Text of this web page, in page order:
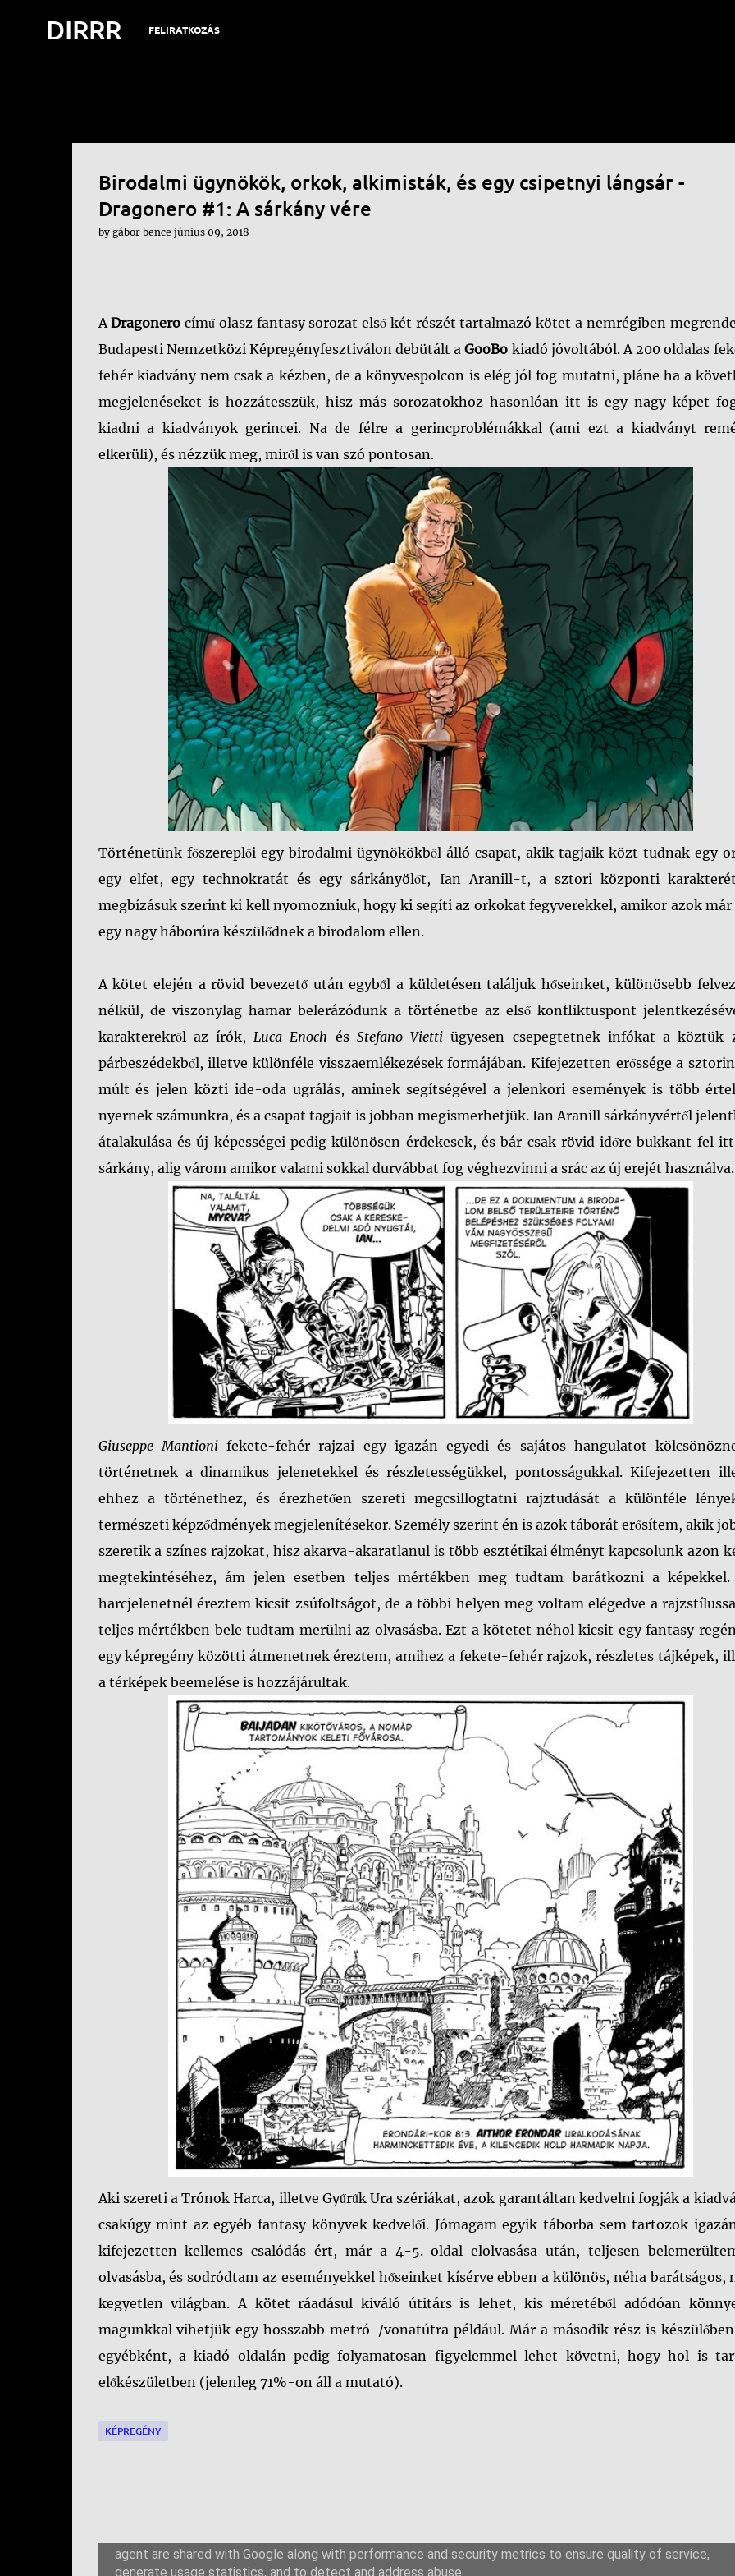
DIRRR FELIRATKOZÁS
Birodalmi ügynökök, orkok, alkimisták, és egy csipetnyi lángsár -
Dragonero #1: A sárkány vére
by gábor bence június 09, 2018
ADragonero című olasz fantasy sorozat első két részét tartalmazó kötet a nemrégiben
Budapesti Nemzetközi Képregényfesztiválon debütált aGooBo kiadó jóvoltából. A 200 oldalas
fehér kiadvány nem csak a kézben, de a könyvespolcon is elég jól fog mutatni, pláne ha a
megjelenéseket is hozzátesszük, hisz más sorozatokhoz hasonlóan itt is egy nagy képet
kiadni a kiadványok gerincei. Na de félre a gerincproblémákkal (ami ezt a kiadványt
elkerüli), és nézzük meg, miről is van szó pontosan.
Történetünk főszereplői egy birodalmi ügynökökből álló csapat, akik tagjaik közt tudnak egy
egy elfet, egy technokratát és egy sárkányölőt, Ian Aranill-t, a sztori központi
megbízásuk szerint ki kell nyomozniuk, hogy ki segíti az orkokat fegyverekkel, amikor azok már
egy nagy háborúra készülődnek a birodalom ellen.
A kötet elején a rövid bevezető után egyből a küldetésen találjuk hőseinket, különösebb
nélkül, de viszonylag hamar belerázódunk a történetbe az első konfliktuspont
karakterekről az írók, Luca Enoch és Stefano Vietti ügyesen csepegtetnek infókat a köztük
párbeszédekből, illetve különféle visszaemlékezések formájában. Kifejezetten erőssége a
múlt és jelen közti ide-oda ugrálás, aminek segítségével a jelenkori események is több
nyernek számunkra, és a csapat tagjait is jobban megismerhetjük. Ian Aranill sárkányvértől
átalakulása és új képességei pedig különösen érdekesek, és bár csak rövid időre bukkant fel
sárkány, alig várom amikor valami sokkal durvábbat fog véghezvinni a srác az új erejét használva.
Giuseppe Mantionifekete-fehér rajzai egy igazán egyedi és sajátos hangulatot
történetnek a dinamikus jelenetekkel és részletességükkel, pontosságukkal. Kifejezetten
ehhez a történethez, és érezhetően szereti megcsillogtatni rajztudását a különféle
természeti képződmények megjelenítésekor. Személy szerint én is azok táborát erősítem, akik
szeretik a színes rajzokat, hisz akarva-akaratlanul is több esztétikai élményt kapcsolunk azon
megtekintéséhez, ám jelen esetben teljes mértékben meg tudtam barátkozni a képekkel.
harcjelenetnél éreztem kicsit zsúfoltságot, de a többi helyen meg voltam elégedve a
teljes mértékben bele tudtam merülni az olvasásba. Ezt a kötetet néhol kicsit egy fantasy
egy képregény közötti átmenetnek éreztem, amihez a fekete-fehér rajzok, részletes tájképek,
a térképek beemelése is hozzájárultak.
Aki szereti a Trónok Harca, illetve Gyűrűk Ura szériákat, azok garantáltan kedvelni fogják a
csakúgy mint az egyéb fantasy könyvek kedvelői. Jómagam egyik táborba sem tartozok
kifejezetten kellemes csalódás ért, már a 4-5. oldal elolvasása után, teljesen
olvasásba, és sodródtam az eseményekkel hőseinket kísérve ebben a különös, néha barátságos,
kegyetlen világban. A kötet ráadásul kiváló útitárs is lehet, kis méretéből adódóan
magunkkal vihetjük egy hosszabb metró-/vonatútra például. Már a második rész is
egyébként, a kiadó oldalán pedig folyamatosan figyelemmel lehet követni, hogy hol is
előkészületben (jelenleg 71%-on áll a mutató).
KÉPREGÉNY